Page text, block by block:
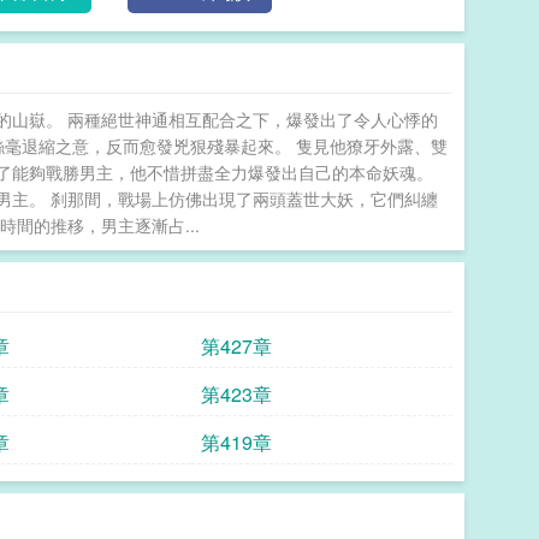
嶽。 兩種絕世神通相互配合之下，爆發出了令人心悸的
退縮之意，反而愈發兇狠殘暴起來。 隻見他獠牙外露、雙
夠戰勝男主，他不惜拼盡全力爆發出自己的本命妖魂。
。 刹那間，戰場上仿佛出現了兩頭蓋世大妖，它們糾纏
間的推移，男主逐漸占...
第427章
第423章
第419章